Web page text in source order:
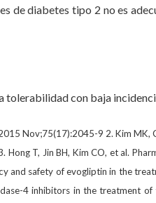
de diabetes tipo 2 no es
con baja
Nov;75(17):2045-9 2. Kim
T, Jin BH, Kim CO, et al.
and safety of evogliptin in the
4 inhibitors in the treatment